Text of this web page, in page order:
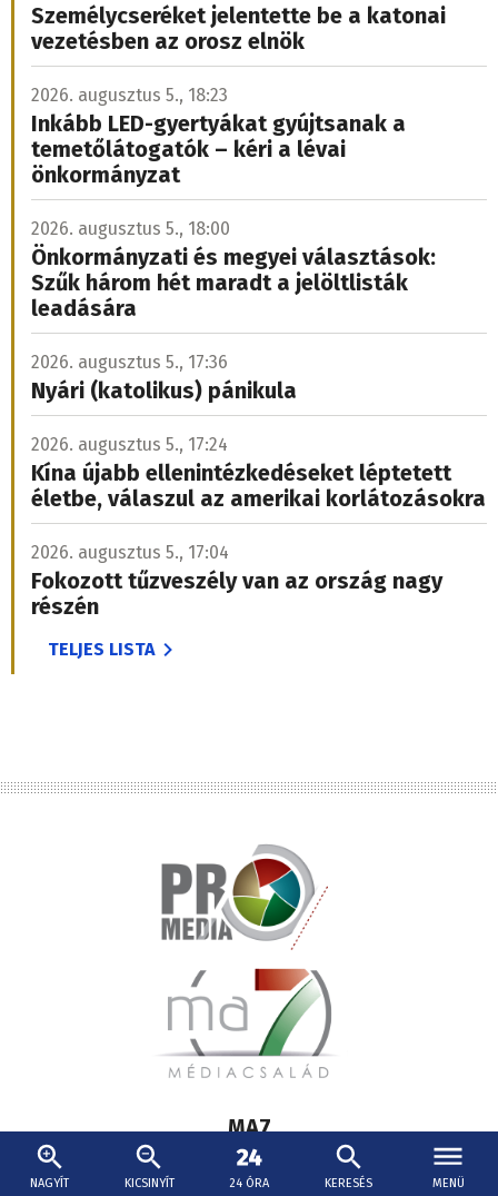
NAGYÍT KICSINYÍT 24 ÓRA KERESÉS MENÜ
Személycseréket jelentette be a katonai
vezetésben az orosz elnök
2026. augusztus 5., 18:23
Inkább LED-gyertyákat gyújtsanak a
temetőlátogatók – kéri a lévai
önkormányzat
2026. augusztus 5., 18:00
Önkormányzati és megyei választások:
Szűk három hét maradt a jelöltlisták
leadására
2026. augusztus 5., 17:36
Nyári (katolikus) pánikula
2026. augusztus 5., 17:24
Kína újabb ellenintézkedéseket léptetett
életbe, válaszul az amerikai korlátozásokra
2026. augusztus 5., 17:04
Fokozott tűzveszély van az ország nagy
részén
TELJES LISTA
Lábléc
médiacsalád
MA7
Hírek